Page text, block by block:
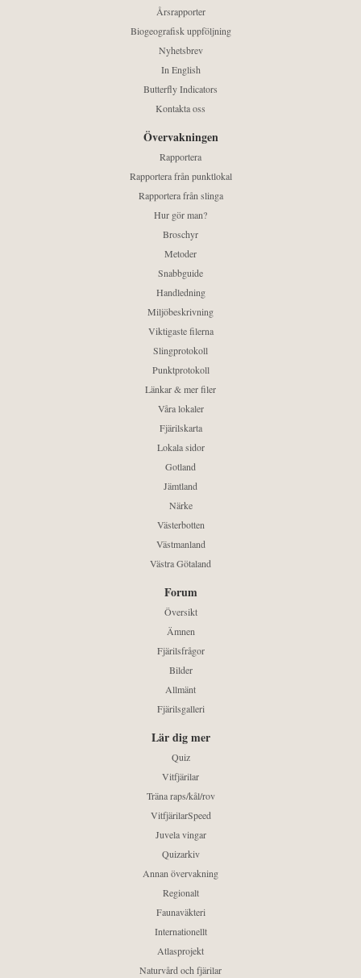
Årsrapporter
Biogeografisk uppföljning
Nyhetsbrev
In English
Butterfly Indicators
Kontakta oss
Övervakningen
Rapportera
Rapportera från punktlokal
Rapportera från slinga
Hur gör man?
Broschyr
Metoder
Snabbguide
Handledning
Miljöbeskrivning
Viktigaste filerna
Slingprotokoll
Punktprotokoll
Länkar & mer filer
Våra lokaler
Fjärilskarta
Lokala sidor
Gotland
Jämtland
Närke
Västerbotten
Västmanland
Västra Götaland
Forum
Översikt
Ämnen
Fjärilsfrågor
Bilder
Allmänt
Fjärilsgalleri
Lär dig mer
Quiz
Vitfjärilar
Träna raps/kål/rov
VitfjärilarSpeed
Juvela vingar
Quizarkiv
Annan övervakning
Regionalt
Faunaväkteri
Internationellt
Atlasprojekt
Naturvård och fjärilar